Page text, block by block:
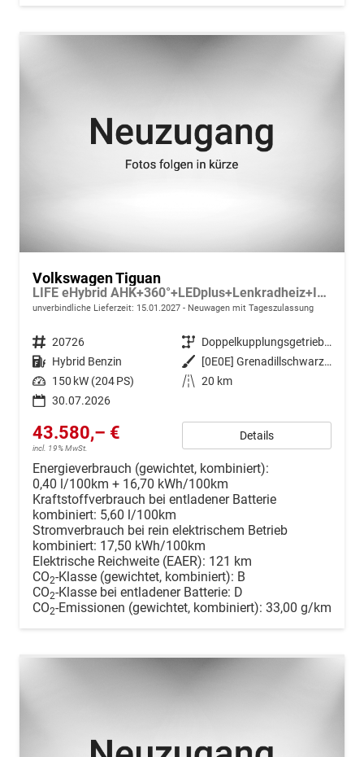
Volkswagen Tiguan
LIFE eHybrid AHK+360°+LEDplus+Lenkradheiz+IQ.Drive+ACC+AppConnect+eHeck
unverbindliche Lieferzeit: 15.01.2027 Neuwagen mit Tageszulassung
Fahrzeugnr. 20726 Getriebe
Doppelkupplungsgetriebe (DSG)
Kraftstoff Hybrid Benzin Außenfarbe
[0E0E] Grenadillschwarz Metallic
Leistung 150 kW (204 PS) Kilometerstand 20 km
30.07.2026
43.580,– €
incl. 19% MwSt.
Details
Energieverbrauch (gewichtet, kombiniert):
0,40 l/100km + 16,70 kWh/100km
Kraftstoffverbrauch bei entladener Batterie
kombiniert: 5,60 l/100km
Stromverbrauch bei rein elektrischem Betrieb
kombiniert: 17,50 kWh/100km
Elektrische Reichweite (EAER): 121 km
CO2-Klasse (gewichtet, kombiniert): B
CO2-Klasse bei entladener Batterie: D
CO2-Emissionen (gewichtet, kombiniert): 33,00 g/km